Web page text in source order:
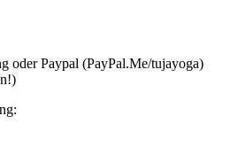
oder Paypal (PayPal.Me/tujayoga)